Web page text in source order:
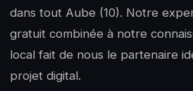
dans tout Aube (10). Notre
gratuit combinée à notre
local fait de nous le partenaire
projet digital.